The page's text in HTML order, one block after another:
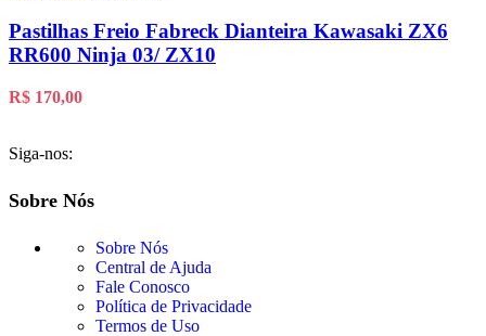
Pastilhas Freio Fabreck Dianteira Kawasaki ZX6
RR600 Ninja 03/ ZX10
R$ 170,00
Siga-nos:
Sobre Nós
Sobre Nós
Central de Ajuda
Fale Conosco
Política de Privacidade
Termos de Uso